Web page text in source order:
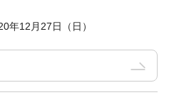
年12月27日（日）